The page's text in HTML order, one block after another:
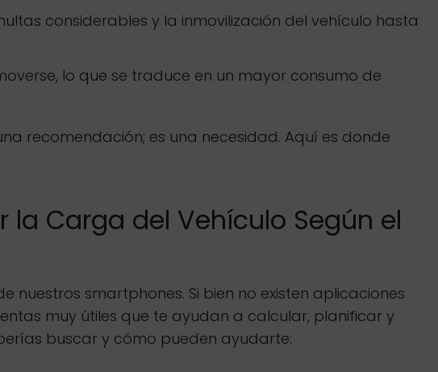
considerables y la inmovilización del vehículo hasta
lo que se traduce en un mayor consumo de
recomendación; es una necesidad. Aquí es donde
Carga del Vehículo Según el
smartphones. Si bien no existen aplicaciones
muy útiles que te ayudan a calcular, planificar y
buscar y cómo pueden ayudarte: